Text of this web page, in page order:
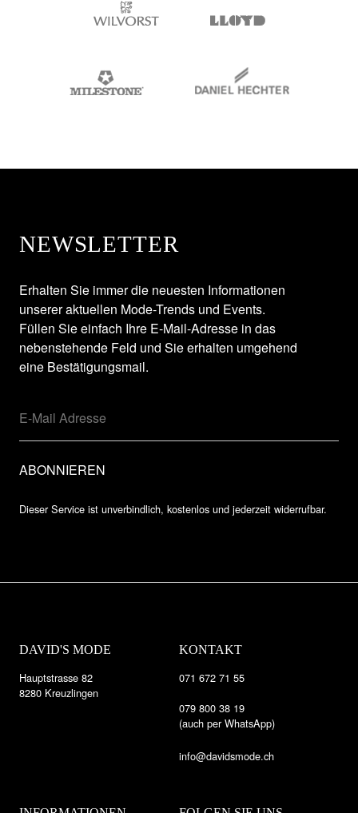
NEWSLETTER
Erhalten Sie immer die neuesten Informationen
unserer aktuellen Mode-Trends und Events.
Füllen Sie einfach Ihre E-Mail-Adresse in das
nebenstehende Feld und Sie erhalten umgehend
eine Bestätigungsmail.
Dieser Service ist unverbindlich, kostenlos und jederzeit widerrufbar.
DAVID'S MODE
Hauptstrasse 82
8280 Kreuzlingen
KONTAKT
071 672 71 55
079 800 38 19
(auch per WhatsApp)
info@davidsmode.ch